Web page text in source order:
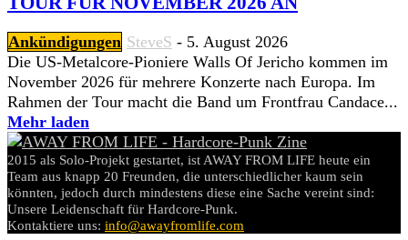
Ankündigungen SteveS - 5. August 2026
Die US-Metalcore-Pioniere Walls Of Jericho kommen im
November 2026 für mehrere Konzerte nach Europa. Im
Rahmen der Tour macht die Band um Frontfrau Candace...
Mehr laden
2015 als Solo-Projekt gestartet, ist AWAY FROM LIFE heute ein
Team aus knapp 20 Freunden, die unterschiedlicher kaum sein
könnten, jedoch durch mindestens diese eine Sache vereint sind:
Unsere Leidenschaft für Hardcore-Punk.
Kontaktiere uns: info@awayfromlife.com